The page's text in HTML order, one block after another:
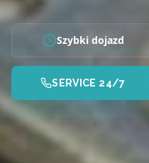
Szybki dojazd
SERVICE 24/7